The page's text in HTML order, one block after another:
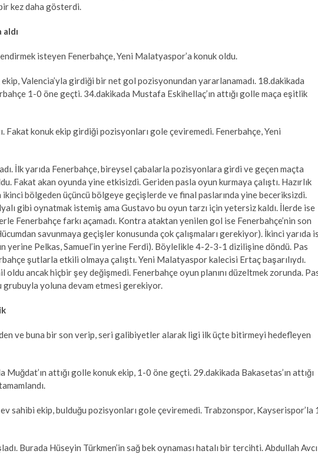
kez daha gösterdi.
isteyen Fenerbahçe, Yeni Malatyaspor’a konuk oldu.
ekip, Valencia’yla girdiği bir net gol pozisyonundan yararlanamadı. 18.dakikada
1-0 öne geçti. 34.dakikada Mustafa Eskihellaç’ın attığı golle maça eşitlik
Fakat konuk ekip girdiği pozisyonları gole çeviremedi. Fenerbahçe, Yeni
İlk yarıda Fenerbahçe, bireysel çabalarla pozisyonlara girdi ve geçen maçta
Fakat akan oyunda yine etkisizdi. Geriden pasla oyun kurmaya çalıştı. Hazırlık
bölgeden üçüncü bölgeye geçişlerde ve final paslarında yine beceriksizdi.
gibi oynatmak istemiş ama Gustavo bu oyun tarzı için yetersiz kaldı. İlerde ise
Fenerbahçe farkı açamadı. Kontra ataktan yenilen gol ise Fenerbahçe’nin son
savunmaya geçişler konusunda çok çalışmaları gerekiyor). İkinci yarıda
yerine Pelkas, Samuel’in yerine Ferdi). Böylelikle 4-2-3-1 dizilişine döndü. Pas
şutlarla etkili olmaya çalıştı. Yeni Malatyaspor kalecisi Ertaç başarılıydı.
ancak hiçbir şey değişmedi. Fenerbahçe oyun planını düzeltmek zorunda.
yoluna devam etmesi gerekiyor.
ve buna bir son verip, seri galibiyetler alarak ligi ilk üçte bitirmeyi hedefleyen
Muğdat’ın attığı golle konuk ekip, 1-0 öne geçti. 29.dakikada Bakasetas’ın attığı
sahibi ekip, bulduğu pozisyonları gole çeviremedi. Trabzonspor, Kayserispor’la
Burada Hüseyin Türkmen’in sağ bek oynaması hatalı bir tercihti. Abdullah Avcı